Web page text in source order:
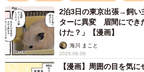
今でも心に残っています（提供：あさのゆきこさ
2泊3日の東京出張→飼い
ターに異変 眉間にでき
けた？」【漫画】
海川 まこと
2026.08.08
【漫画】周囲の目を気